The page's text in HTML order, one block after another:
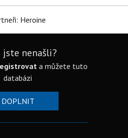
Heroine
jste nenašli?
a můžete tuto
databázi
DOPLNIT